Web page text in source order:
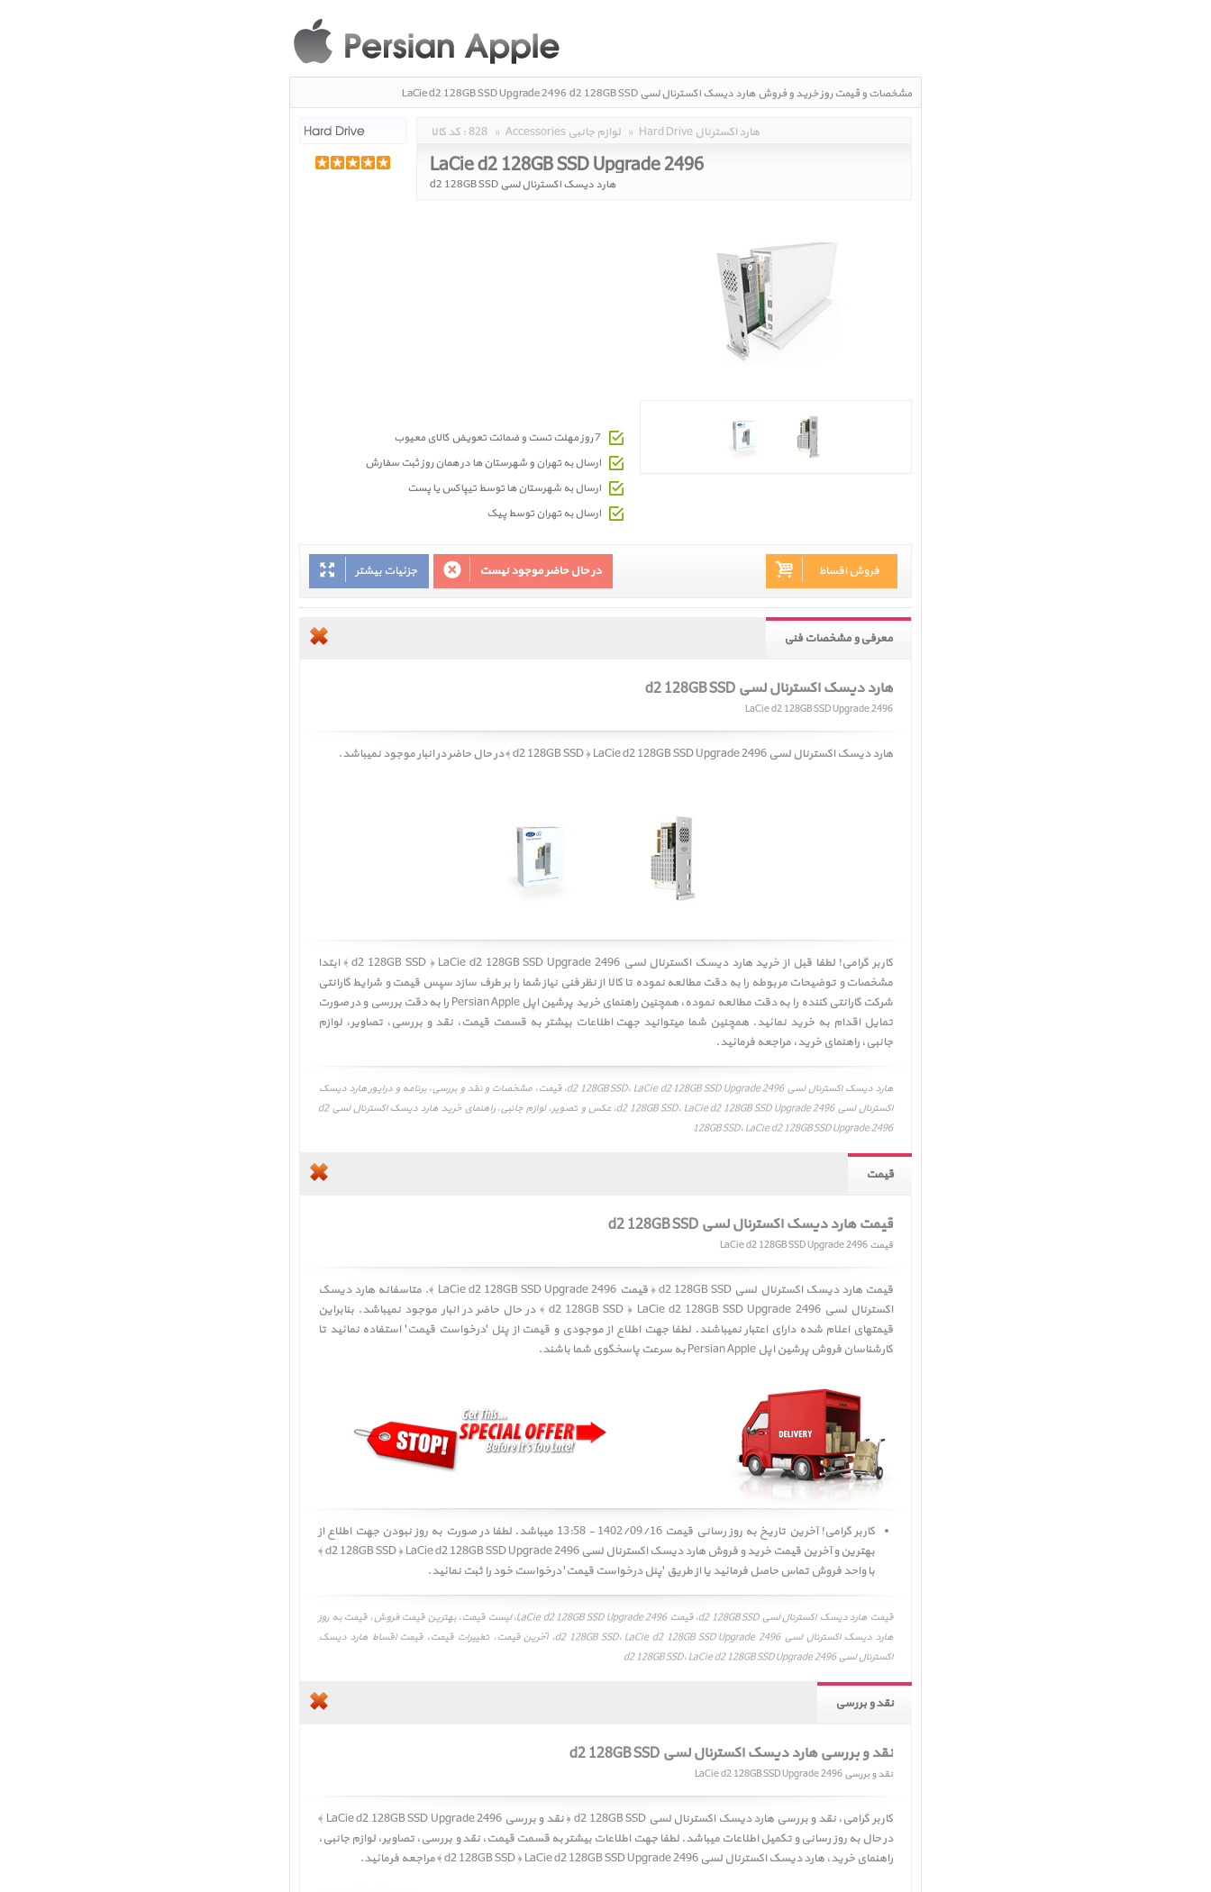
مشخصات و قیمت روز خرید و فروش هارد دیسک اکسترنال لسی d2 128GB SSD LaCie d2 128GB SSD Upgrade 2496
کد کالا :828 » Accessories لوازم جانبی » Hard Drive هارد اکسترنال
LaCie d2 128GB SSD Upgrade 2496
هارد دیسک اکسترنال لسی d2 128GB SSD
7 روز مهلت تست و ضمانت تعویض کالای معیوب
ارسال به تهران و شهرستان ها در همان روز ثبت سفارش
ارسال به شهرستان ها توسط تیپاکس یا پست
ارسال به تهران توسط پیک
جزئیات بیشتر در حال حاضر موجود نیست فروش اقساط
معرفی و مشخصات فنی
هارد دیسک اکسترنال لسی d2 128GB SSD
LaCie d2 128GB SSD Upgrade 2496
هارد دیسک اکسترنال لسی d2 128GB SSD ﴿ LaCie d2 128GB SSD Upgrade 2496 ﴾ در حال حاضر در انبار موجود نمیباشد.
کاربر گرامی! لطفا قبل از خرید هارد دیسک اکسترنال لسی d2 128GB SSD ﴿ LaCie d2 128GB SSD Upgrade 2496 ﴾ ابتدا
مشخصات و توضیحات مربوطه را به دقت مطالعه نموده تا کالا از نظر فنی نیاز شما را بر طرف سازد سپس قیمت و شرایط گارانتی
شرکت گارانتی کننده را به دقت مطالعه نموده، همچنین راهنمای خرید پرشین اپل Persian Apple را به دقت بررسی و در صورت
تمایل اقدام به خرید نمائید. همچنین شما میتوانید جهت اطلاعات بیشتر به قسمتقیمت،نقد و بررسی،تصاویر، لوازم
جانبی، راهنمای خرید، مراجعه فرمائید.
هارد دیسک اکسترنال لسی d2 128GB SSD، LaCie d2 128GB SSD Upgrade 2496، قیمت، مشخصات و نقد و بررسی، برنامه و درایور هارد دیسک
اکسترنال لسی d2 128GB SSD، LaCie d2 128GB SSD Upgrade 2496، عکس و تصویر، لوازم جانبی، راهنمای خرید هارد دیسک اکسترنال لسی d2
128GB SSD، LaCie d2 128GB SSD Upgrade 2496
قیمت
قیمت هارد دیسک اکسترنال لسی d2 128GB SSD
قیمت LaCie d2 128GB SSD Upgrade 2496
قیمت هارد دیسک اکسترنال لسی d2 128GB SSD ﴿ قیمت LaCie d2 128GB SSD Upgrade 2496 ﴾. متاسفانه
هارد دیسک
اکسترنال لسی d2 128GB SSD ﴿ LaCie d2 128GB SSD Upgrade 2496 ﴾
در حال حاضر در انبار موجود نمیباشد. بنابراین
قیمتهای اعلام شده دارای اعتبار نمیباشند. لطفا جهت اطلاع از موجودی و قیمت از پنل 'درخواست قیمت' استفاده نمائید تا
کارشناسان فروش پرشین اپل Persian Apple به سرعت پاسخگوی شما باشند.
کاربر گرامی! آخرین تاریخ به روز رسانی قیمت 1402/09/16 - 13:58 میباشد. لطفا در صورت به روز نبودن جهت اطلاع از
بهترین و آخرین قیمت خرید و فروش هارد دیسک اکسترنال لسی d2 128GB SSD ﴿ LaCie d2 128GB SSD Upgrade 2496 ﴾
با واحد فروش تماس حاصل فرمائید یا از طریق 'پنل درخواست قیمت' درخواست خود را ثبت نمائید.
قیمت هارد دیسک اکسترنال لسی d2 128GB SSD، قیمت LaCie d2 128GB SSD Upgrade 2496، لیست قیمت، بهترین قیمت فروش، قیمت به روز
هارد دیسک اکسترنال لسی d2 128GB SSD، LaCie d2 128GB SSD Upgrade 2496، آخرین قیمت، تغییرات قیمت، قیمت اقساط هارد دیسک
اکسترنال لسی d2 128GB SSD، LaCie d2 128GB SSD Upgrade 2496
نقد و بررسی
نقد و بررسی هارد دیسک اکسترنال لسی d2 128GB SSD
نقد و بررسی LaCie d2 128GB SSD Upgrade 2496
کاربر گرامی، نقد و بررسی هارد دیسک اکسترنال لسی d2 128GB SSD ﴿ نقد و بررسی LaCie d2 128GB SSD Upgrade 2496 ﴾
در حال به روز رسانی و تکمیل اطلاعات میباشد. لطفا جهت اطلاعات بیشتر به قسمتقیمت،نقد و بررسی، تصاویر، لوازم جانبی،
راهنمای خرید، هارد دیسک اکسترنال لسی d2 128GB SSD ﴿ LaCie d2 128GB SSD Upgrade 2496 ﴾ مراجعه فرمائید.